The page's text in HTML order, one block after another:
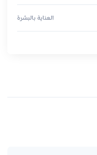
العناية بالبشرة